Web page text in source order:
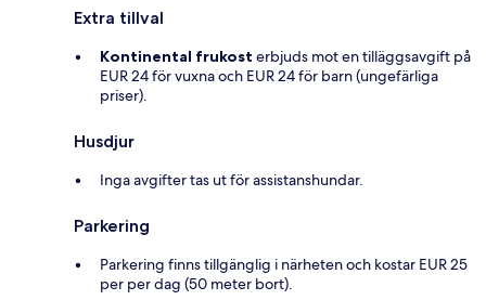
Extra tillval
Kontinental frukost erbjuds mot en tilläggsavgift på
EUR 24 för vuxna och EUR 24 för barn (ungefärliga
priser).
Husdjur
Inga avgifter tas ut för assistanshundar.
Parkering
Parkering finns tillgänglig i närheten och kostar EUR 25
per per dag (50 meter bort).